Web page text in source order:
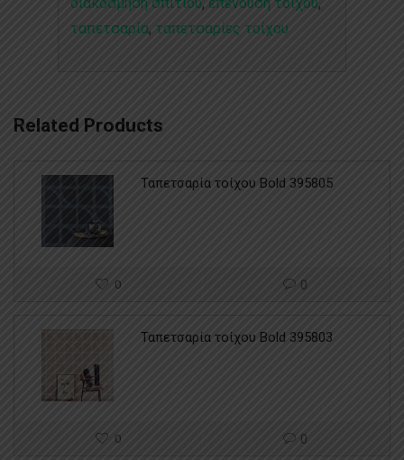
ταπετσαρία, ταπετσαρίες τοίχου
Related Products
Ταπετσαρία τοίχου Bold 395805
0 0
Ταπετσαρία τοίχου Bold 395803
0 0